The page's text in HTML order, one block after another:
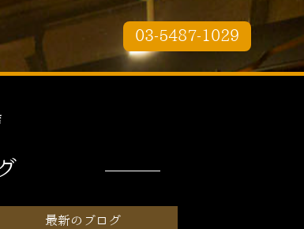
03-5487-1029
最新のブログ